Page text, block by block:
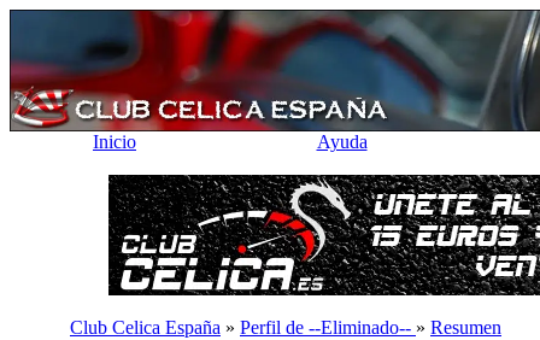
Inicio Ayuda
Club Celica España » Perfil de --Eliminado-- » Resumen